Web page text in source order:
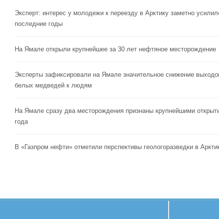
Эксперт: интерес у молодежи к переезду в Арктику заметно
последние годы
На Ямале открыли крупнейшее за 30 лет нефтяное месторождение
Эксперты зафиксировали на Ямале значительное снижение
белых медведей к людям
На Ямале сразу два месторождения признаны крупнейшими
года
В «Газпром нефти» отметили перспективы геологоразведки в